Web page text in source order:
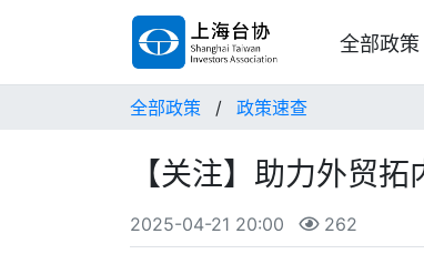
全部政策
全部政策 / 政策速查
【关注】助力外贸
2025-04-21 20:00 262